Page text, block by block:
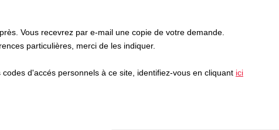
Vous recevrez par e-mail une copie de votre demande.
particulières, merci de les indiquer.
d'accés personnels à ce site, identifiez-vous en cliquant ici